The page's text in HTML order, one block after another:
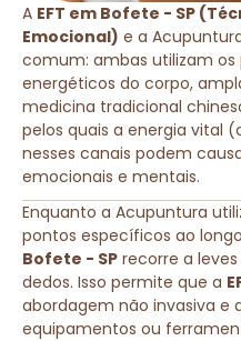
A EFT em Bofete - SP
Emocional) e a
comum: ambas utilizam os
energéticos do corpo,
medicina tradicional
pelos quais a energia vital
nesses canais podem
emocionais e mentais.
Enquanto a Acupuntura
pontos específicos ao
Bofete - SP recorre a
dedos. Isso permite que a
abordagem não invasiva e
equipamentos ou